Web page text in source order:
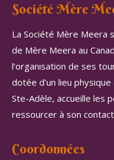
Société Mère
La Société Mère Meera
de Mère Meera au
l’organisation de ses
dotée d’un lieu
Ste-Adèle, accueille les
ressourcer à son
Coordonnées